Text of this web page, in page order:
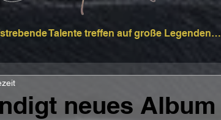
Talente treffen auf große Legenden…
neues Album